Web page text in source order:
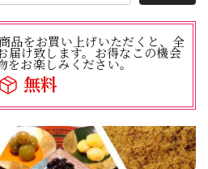
品をお買い上げいただくと、全
届け致します。お得なこの機会
をお楽しみください。
無料